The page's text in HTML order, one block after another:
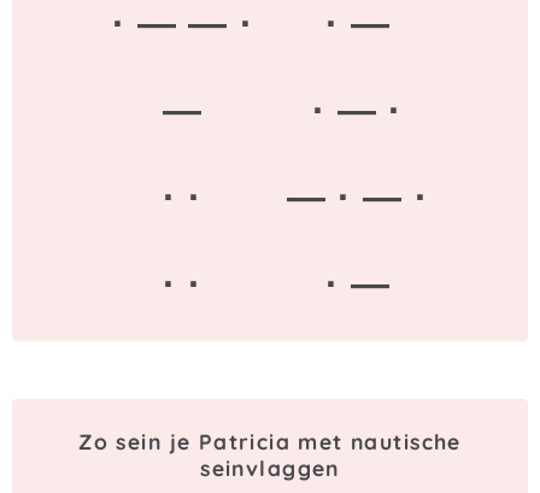
· — — ·
· —
—
· — ·
· ·
— · — ·
· ·
· —
Zo sein je Patricia met nautische
seinvlaggen